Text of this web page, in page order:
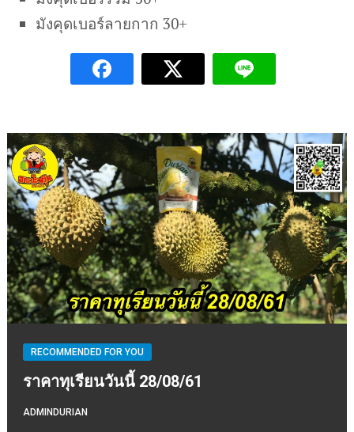
มังคุดเบอร์ลายกาก 30+
RECOMMENDED FOR YOU
ราคาทุเรียนวันนี้ 28/08/61
ADMINDURIAN